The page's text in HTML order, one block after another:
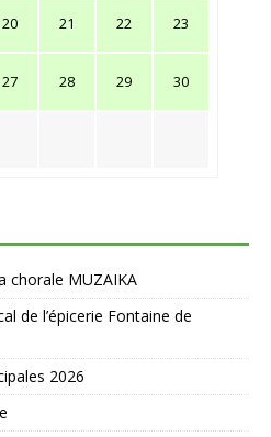
20 21 22 23
27 28 29 30
chorale MUZAIKA
de l’épicerie Fontaine de
2026